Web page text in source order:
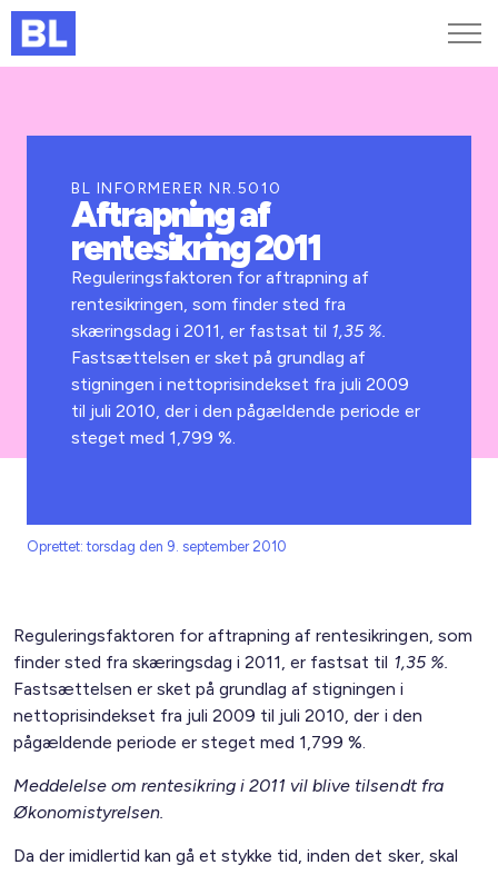
Kurser og arrangementer
Jobportalen
BL INFORMERER NR.5010
Aftrapning af
rentesikring 2011
Reguleringsfaktoren for aftrapning af
rentesikringen, som finder sted fra
skæringsdag i 2011, er fastsat til 1,35 %.
Fastsættelsen er sket på grundlag af
stigningen i nettoprisindekset fra juli 2009
til juli 2010, der i den pågældende periode er
steget med 1,799 %.
Oprettet: torsdag den 9. september 2010
Reguleringsfaktoren for aftrapning af rentesikringen, som
finder sted fra skæringsdag i 2011, er fastsat til 1,35 %.
Fastsættelsen er sket på grundlag af stigningen i
nettoprisindekset fra juli 2009 til juli 2010, der i den
pågældende periode er steget med 1,799 %.
Meddelelse om rentesikring i 2011 vil blive tilsendt fra
Økonomistyrelsen.
Da der imidlertid kan gå et stykke tid, inden det sker, skal